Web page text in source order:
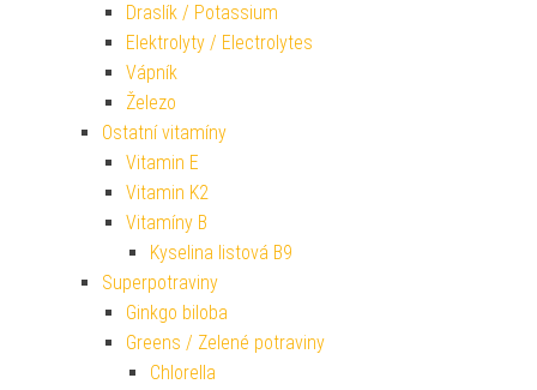
Draslík / Potassium
Elektrolyty / Electrolytes
Vápník
Železo
Ostatní vitamíny
Vitamin E
Vitamin K2
Vitamíny B
Kyselina listová B9
Superpotraviny
Ginkgo biloba
Greens / Zelené potraviny
Chlorella